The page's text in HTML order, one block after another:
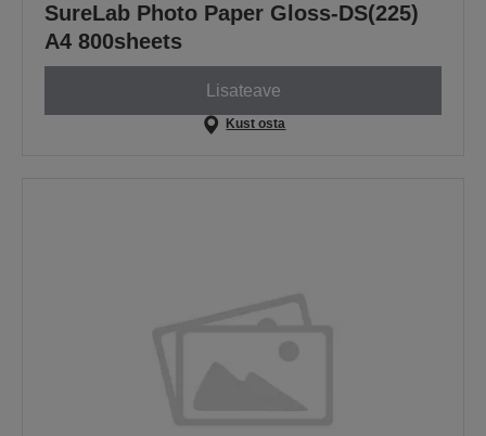
SureLab Photo Paper Gloss-DS(225)
A4 800sheets
Lisateave
Kust osta